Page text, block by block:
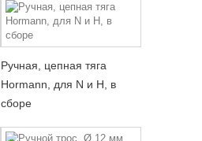
Ручная, цепная тяга
Hormann, для N и H, в
сборе